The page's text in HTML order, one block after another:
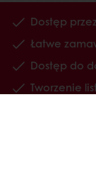
Dostęp
Łatwe
Dostęp do
Tworzenie